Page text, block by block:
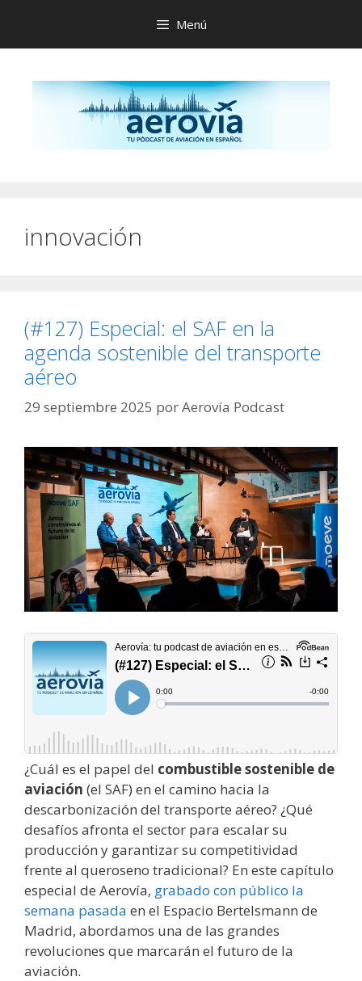
contenido
Menú
innovación
(#127) Especial: el SAF en la
agenda sostenible del transporte
aéreo
29 septiembre 2025 porAerovía Podcast
¿Cuál es el papel del combustible sostenible de
aviación (el SAF) en el camino hacia la
descarbonización del transporte aéreo? ¿Qué
desafíos afronta el sector para escalar su
producción y garantizar su competitividad
frente al queroseno tradicional? En este capítulo
especial de Aerovía, grabado con público la
semana pasada en el Espacio Bertelsmann de
Madrid, abordamos una de las grandes
revoluciones que marcarán el futuro de la
aviación.